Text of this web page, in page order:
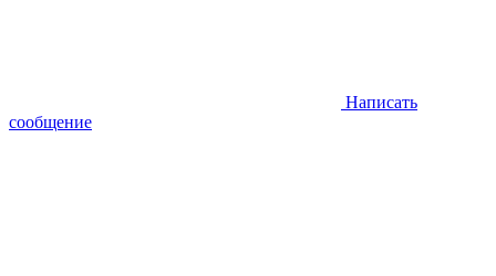
Написать
сообщение